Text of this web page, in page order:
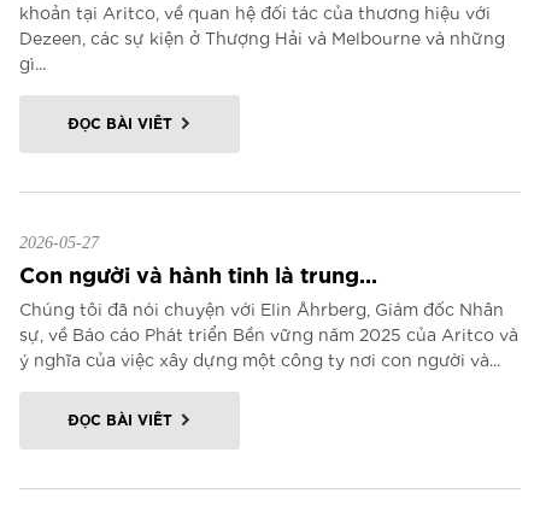
khoản tại Aritco, về quan hệ đối tác của thương hiệu với
Dezeen, các sự kiện ở Thượng Hải và Melbourne và những
gì...
ĐỌC BÀI VIẾT
2026-05-27
Con người và hành tinh là trung...
Chúng tôi đã nói chuyện với Elin Åhrberg, Giám đốc Nhân
sự, về Báo cáo Phát triển Bền vững năm 2025 của Aritco và
ý nghĩa của việc xây dựng một công ty nơi con người và...
ĐỌC BÀI VIẾT